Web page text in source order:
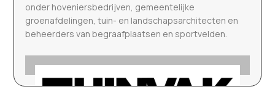
onder hoveniersbedrijven, gemeentelijke
groenafdelingen, tuin- en landschapsarchitecten en
beheerders van begraafplaatsen en sportvelden.